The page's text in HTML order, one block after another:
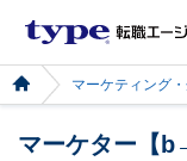
マーケティング
マーケター【